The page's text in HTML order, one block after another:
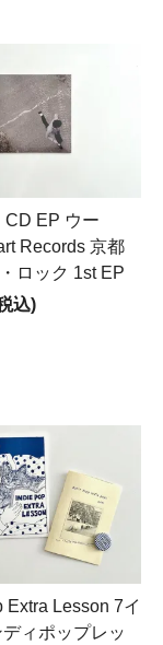
CD EP ウー
Records 京都
ロック 1st EP
込)
Extra Lesson 7イ
ィポップレッ